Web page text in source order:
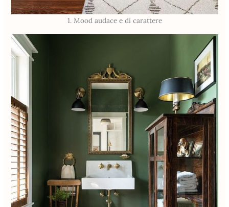
1. Mood audace e di carattere